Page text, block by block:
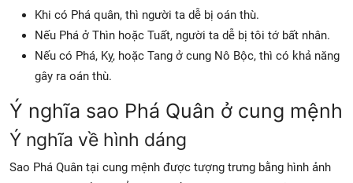
Khi có Phá quân, thì người ta dễ bị oán thù.
Nếu Phá ở Thìn hoặc Tuất, người ta dễ bị tôi tớ bất nhân.
Nếu có Phá, Kỵ, hoặc Tang ở cung Nô Bộc, thì có khả năng
gây ra oán thù.
Ý nghĩa sao Phá Quân ở cung mệnh
Ý nghĩa về hình dáng
Sao Phá Quân tại cung mệnh được tượng trưng bằng hình ảnh